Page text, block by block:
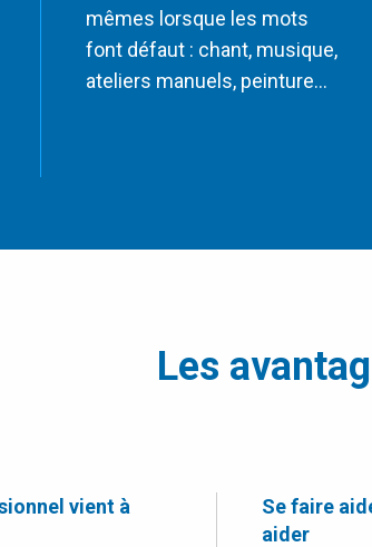
mêmes lorsque les mots
font défaut : chant, musique,
ateliers manuels, peinture…
Les
vient à
Se faire
aider